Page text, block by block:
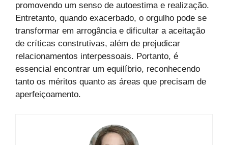
promovendo um senso de autoestima e realização.
Entretanto, quando exacerbado, o orgulho pode se
transformar em arrogância e dificultar a aceitação
de críticas construtivas, além de prejudicar
relacionamentos interpessoais. Portanto, é
essencial encontrar um equilíbrio, reconhecendo
tanto os méritos quanto as áreas que precisam de
aperfeiçoamento.